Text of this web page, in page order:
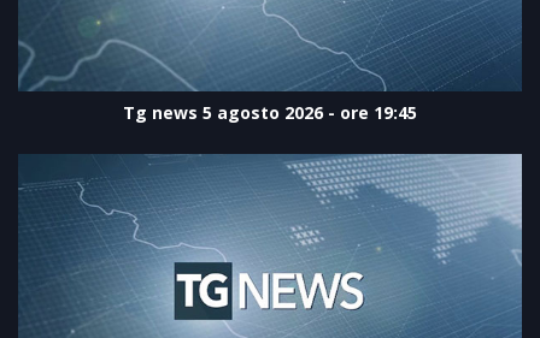
Tg news 5 agosto 2026 - ore 19:45